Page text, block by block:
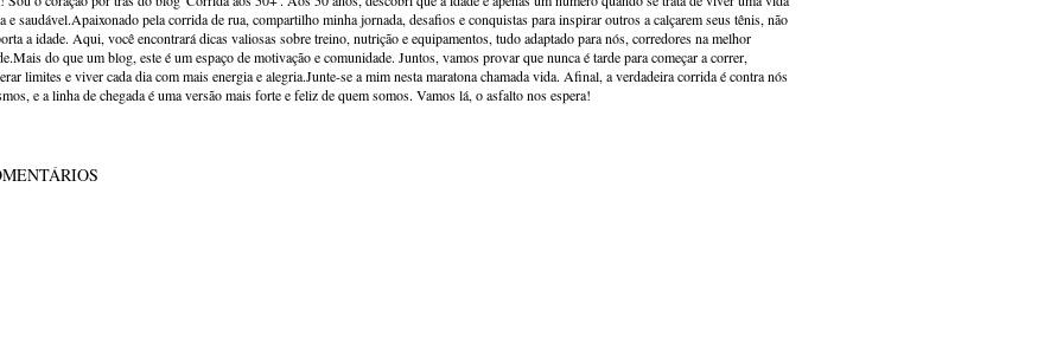
e saudável.Apaixonado pela corrida de rua, compartilho minha jornada, desafios e conquistas para inspirar outros a calçarem seus tênis, não
a idade. Aqui, você encontrará dicas valiosas sobre treino, nutrição e equipamentos, tudo adaptado para nós, corredores na melhor
do que um blog, este é um espaço de motivação e comunidade. Juntos, vamos provar que nunca é tarde para começar a correr,
limites e viver cada dia com mais energia e alegria.Junte-se a mim nesta maratona chamada vida. Afinal, a verdadeira corrida é contra nós
e a linha de chegada é uma versão mais forte e feliz de quem somos. Vamos lá, o asfalto nos espera!